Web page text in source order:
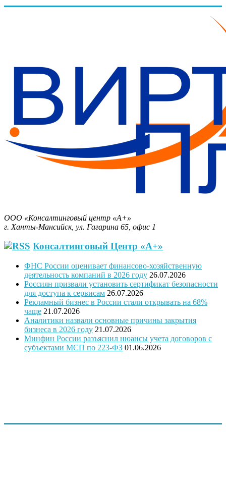
ООО «Консалтинговый центр «А+»
г. Ханты-Мансийск, ул. Гагарина 65, офис 1
Консалтинговый Центр «А+»
ФНС России оценивает финансово-хозяйственную
деятельность компаний в 2026 году 26.07.2026
Россиян призвали установить сертификат безопасности
для доступа к сервисам 26.07.2026
Рекламный бизнес в России стали открывать на 68%
чаще 21.07.2026
Аналитики назвали основные причины закрытия
бизнеса в 2026 году 21.07.2026
Минфин России разъяснил нюансы учета договоров с
субъектами МСП по 223-ФЗ 01.06.2026